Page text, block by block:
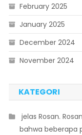
February 2025
January 2025
December 2024
November 2024
KATEGORI
 jelas Rosan.
bahwa beberapa